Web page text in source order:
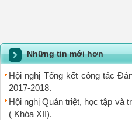
Những tin mới hơn
Hội nghị Tổng kết công tác
2017-2018.
Hội nghị Quán triệt, học tập và
( Khóa XII).